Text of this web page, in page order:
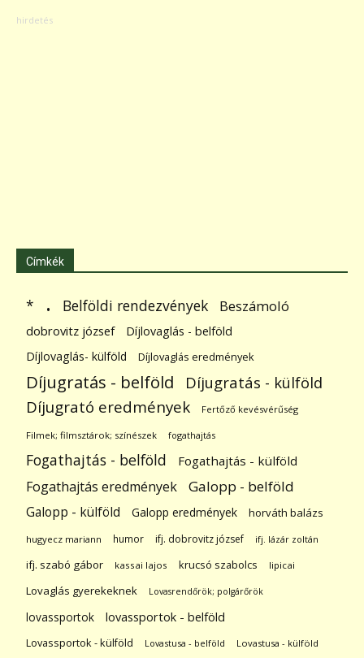
Címkék
* . Belföldi rendezvények Beszámoló
dobrovitz józsef
Díjlovaglás - belföld
Díjlovaglás- külföld
Díjlovaglás eredmények
Díjugratás - belföld Díjugratás - külföld
Díjugrató eredmények Fertőző kevésvérűség
Filmek; filmsztárok; színészek fogathajtás
Fogathajtás - belföld Fogathajtás - külföld
Fogathajtás eredmények Galopp - belföld
Galopp - külföld Galopp eredmények horváth balázs
hugyecz mariann humor ifj. dobrovitz józsef ifj. lázár zoltán
ifj. szabó gábor kassai lajos krucsó szabolcs lipicai
Lovaglás gyerekeknek Lovasrendőrök; polgárőrök
lovassportok lovassportok - belföld
Lovassportok - külföld Lovastusa - belföld Lovastusa - külföld